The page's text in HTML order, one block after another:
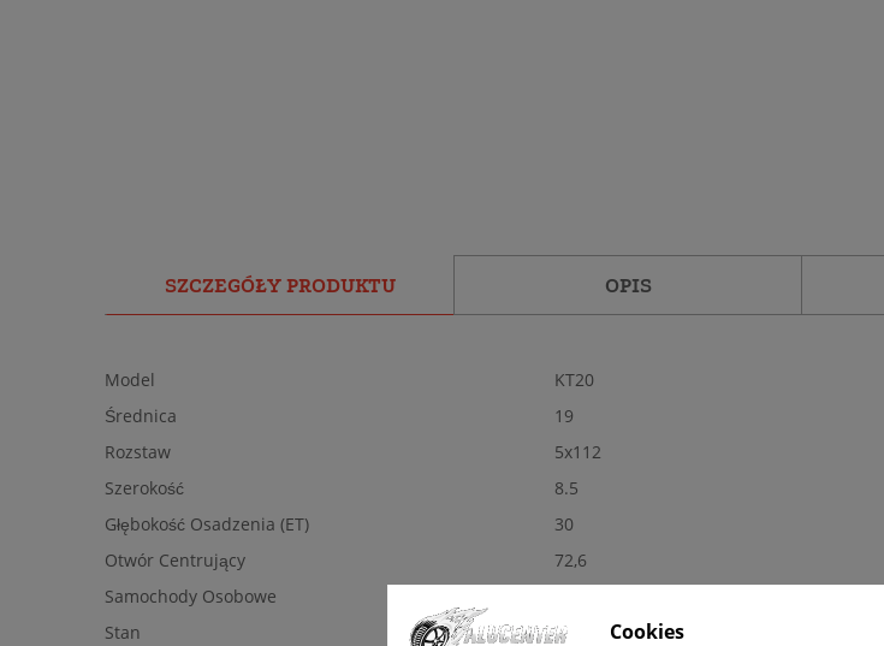
SZCZEGÓŁY PRODUKTU OPIS
Model
KT20
Średnica
19
Rozstaw
5x112
Szerokość
8.5
Głębokość Osadzenia (ET)
30
Otwór Centrujący
72,6
Samochody Osobowe
Stan
Nowe
Cookies